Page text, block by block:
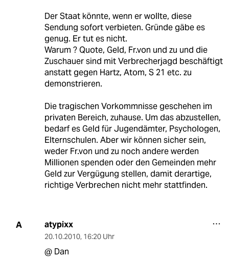
Der Staat könnte, wenn er wollte, diese
Sendung sofort verbieten. Gründe gäbe es
genug. Er tut es nicht.
Warum ? Quote, Geld, Fr.von und zu und die
Zuschauer sind mit Verbrecherjagd beschäftigt
anstatt gegen Hartz, Atom, S 21 etc. zu
demonstrieren.
Die tragischen Vorkommnisse geschehen im
privaten Bereich, zuhause. Um das abzustellen,
bedarf es Geld für Jugendämter, Psychologen,
Elternschulen. Aber wir können sicher sein,
weder Fr.von und zu noch andere werden
Millionen spenden oder den Gemeinden mehr
Geld zur Vergügung stellen, damit derartige,
richtige Verbrechen nicht mehr stattfinden.
A atypixx
20.10.2010, 16:20 Uhr
@ Dan